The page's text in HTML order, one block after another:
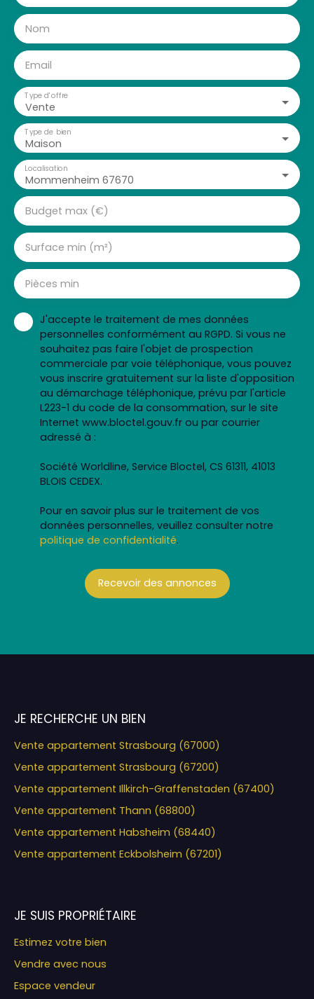
Nom
Email
Vente
Type d'offre
Maison
Type de bien
Mommenheim 67670
Localisation
Budget max (€)
Surface min (m²)
Pièces min
J'accepte le traitement de mes données
personnelles conformément au RGPD. Si vous ne
souhaitez pas faire l'objet de prospection
commerciale par voie téléphonique, vous pouvez
vous inscrire gratuitement sur la liste d'opposition
au démarchage téléphonique, prévu par l'article
L223-1 du code de la consommation, sur le site
Internet www.bloctel.gouv.fr ou par courrier
adressé à :
Société Worldline, Service Bloctel, CS 61311, 41013
BLOIS CEDEX.
Pour en savoir plus sur le traitement de vos
données personnelles, veuillez consulter notre
politique de confidentialité.
Recevoir des annonces
JE RECHERCHE UN BIEN
Vente appartement Strasbourg (67000)
Vente appartement Strasbourg (67200)
Vente appartement Illkirch-Graffenstaden (67400)
Vente appartement Thann (68800)
Vente appartement Habsheim (68440)
Vente appartement Eckbolsheim (67201)
JE SUIS PROPRIÉTAIRE
Estimez votre bien
Vendre avec nous
Espace vendeur